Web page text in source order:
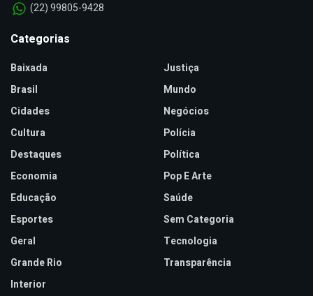
(22) 99805-9428
Categorias
Baixada
Brasil
Cidades
Cultura
Destaques
Economia
Educação
Esportes
Geral
Grande Rio
Interior
Justiça
Mundo
Negócios
Polícia
Política
Pop E Arte
Saúde
Sem Categoria
Tecnologia
Transparência